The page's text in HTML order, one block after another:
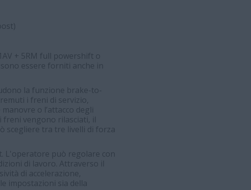
+ 5RM full powershift o
essere forniti anche in
la funzione brake-to-
i freni di servizio,
o l’attacco degli
freni vengono rilasciati, il
scegliere tra tre livelli di forza
L'operatore può regolare con
di lavoro. Attraverso il
di accelerazione,
impostazioni sia della